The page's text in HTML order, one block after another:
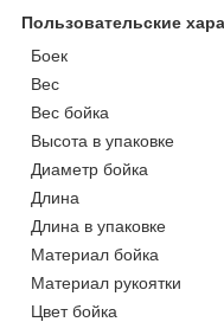
Пользовательские
Боек
Вес
Вес бойка
Высота в упаковке
Диаметр бойка
Длина
Длина в упаковке
Материал бойка
Материал рукоятки
Цвет бойка